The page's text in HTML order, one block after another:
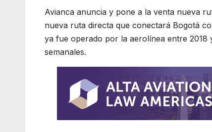
Avianca anuncia y pone a la venta nueva
nueva ruta directa que conectará Bogotá
ya fue operado por la aerolínea entre 2018
semanales.